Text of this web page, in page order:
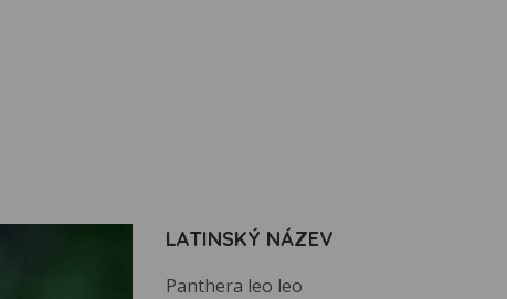
LATINSKÝ NÁZEV
Panthera leo leo